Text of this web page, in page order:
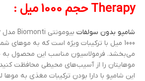
Therapy حجم 1000 میل :
شامپو بدون سولفات
1000 میل با ترکیبات ویژه است که به موهای
می‌بخشد. فرمولاسیون مناسب این محصول به
موهایتان را از آسیب‌های محیطی محافظت کنید
این شامپو با دارا بودن ترکیبات مغذی به